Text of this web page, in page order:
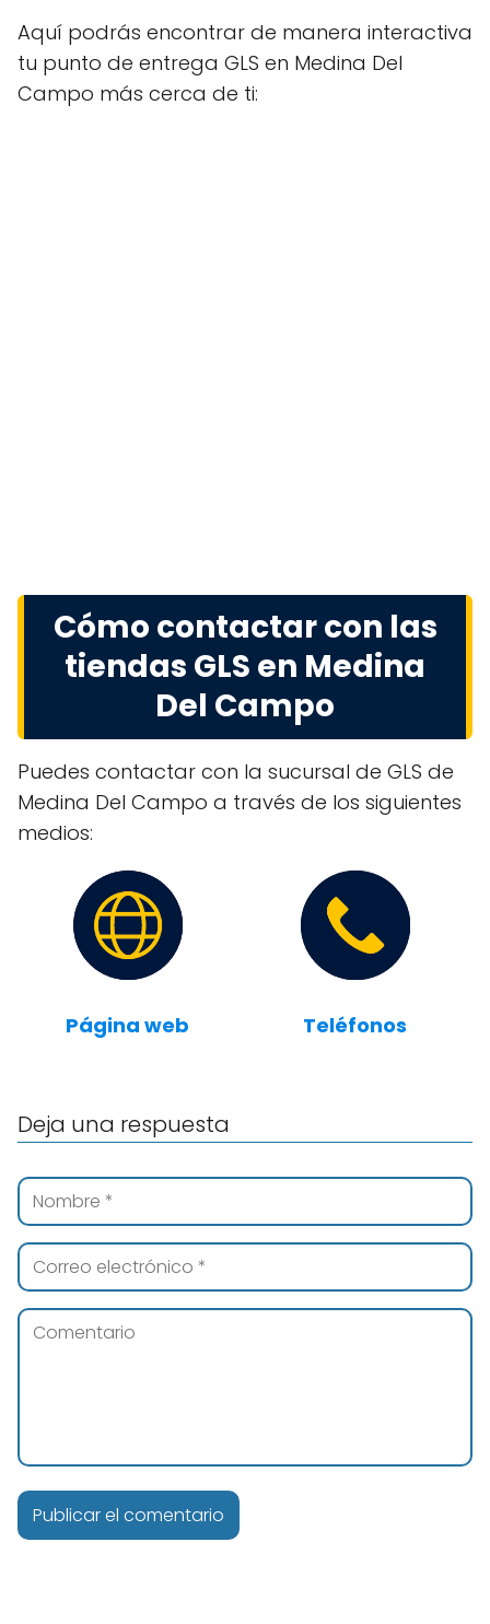
Aquí podrás encontrar de manera interactiva
tu punto de entrega GLS en Medina Del
Campo más cerca de ti:
Cómo contactar con las
tiendas GLS en Medina
Del Campo
Puedes contactar con la sucursal de GLS de
Medina Del Campo a través de los siguientes
medios:
Página web Teléfonos
Deja una respuesta